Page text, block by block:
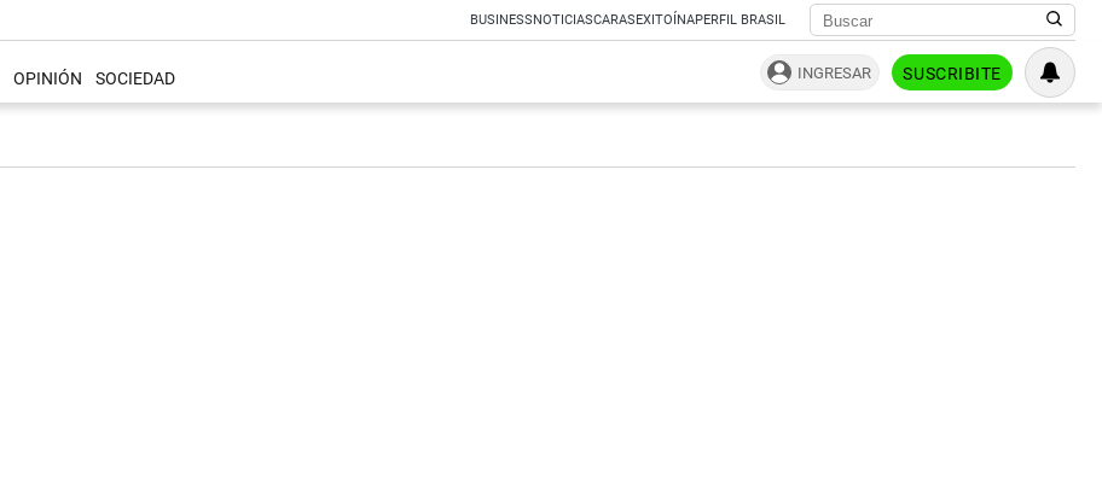
BUSINESSNOTICIASCARASEXITOÍNAPERFIL BRASIL
OPINIÓN SOCIEDAD INGRESAR SUSCRIBITE